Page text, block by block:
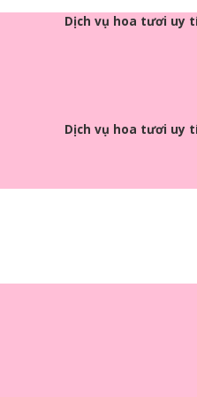
Dịch vụ hoa tươi uy
Dịch vụ hoa tươi uy